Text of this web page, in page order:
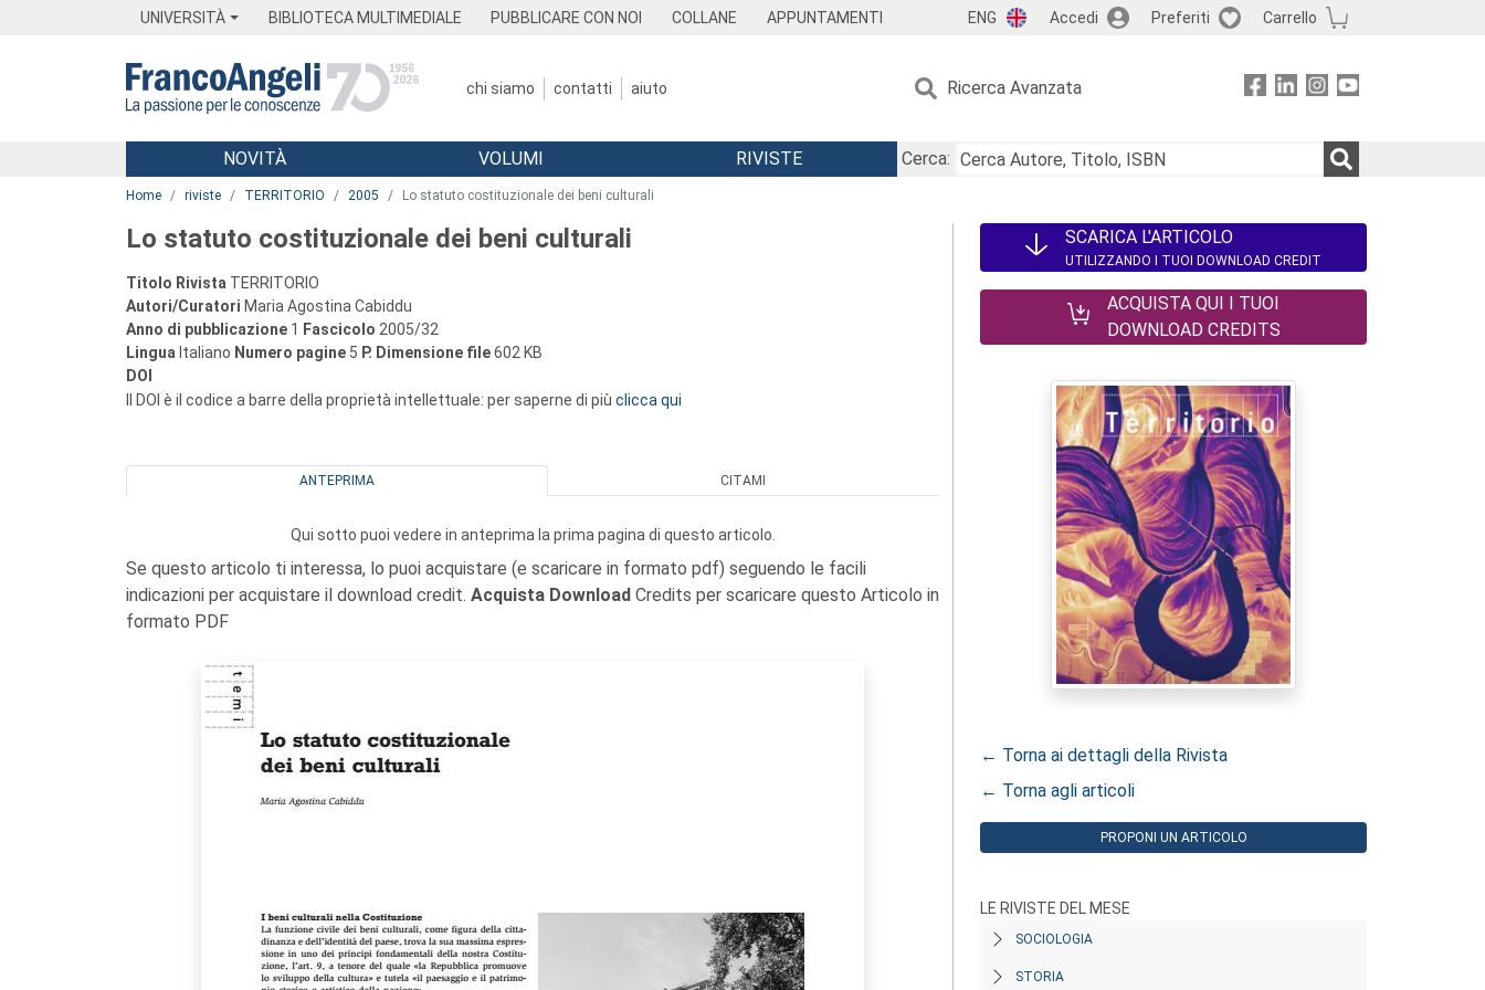
UNIVERSITÀ BIBLIOTECA MULTIMEDIALE PUBBLICARE CON NOI COLLANE APPUNTAMENTI ENG Accedi Preferiti Carrello
chi siamo contatti aiuto Ricerca Avanzata
Menu
NOVITÀ VOLUMI RIVISTE
Cerca:
Home riviste TERRITORIO 2005 Lo statuto costituzionale dei beni culturali
Lo statuto costituzionale dei beni culturali
Titolo Rivista TERRITORIO
Autori/Curatori Maria Agostina Cabiddu
Anno di pubblicazione 1 Fascicolo 2005/32
Lingua Italiano Numero pagine 5 P. Dimensione file602 KB
DOI
Il DOI è il codice a barre della proprietà intellettuale: per saperne di più clicca qui
ANTEPRIMA CITAMI
Qui sotto puoi vedere in anteprima la prima pagina di questo articolo.
Se questo articolo ti interessa, lo puoi acquistare (e scaricare in formato pdf) seguendo le facili
indicazioni per acquistare il download credit. Acquista Download Credits per scaricare questo Articolo in
formato PDF
SCARICA L'ARTICOLO
UTILIZZANDO I TUOI DOWNLOAD CREDIT
ACQUISTA QUI I TUOI
DOWNLOAD CREDITS
← Torna ai dettagli della Rivista
← Torna agli articoli
PROPONI UN ARTICOLO
LE RIVISTE DEL MESE
SOCIOLOGIA
STORIA